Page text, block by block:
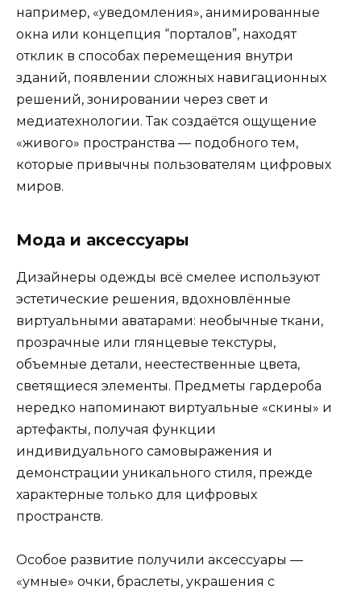
например, «уведомления», анимированные
окна или концепция “порталов”, находят
отклик в способах перемещения внутри
зданий, появлении сложных навигационных
решений, зонировании через свет и
медиатехнологии. Так создаётся ощущение
«живого» пространства — подобного тем,
которые привычны пользователям цифровых
миров.
Мода и аксессуары
Дизайнеры одежды всё смелее используют
эстетические решения, вдохновлённые
виртуальными аватарами: необычные ткани,
прозрачные или глянцевые текстуры,
объемные детали, неестественные цвета,
светящиеся элементы. Предметы гардероба
нередко напоминают виртуальные «скины» и
артефакты, получая функции
индивидуального самовыражения и
демонстрации уникального стиля, прежде
характерные только для цифровых
пространств.
Особое развитие получили аксессуары —
«умные» очки, браслеты, украшения с